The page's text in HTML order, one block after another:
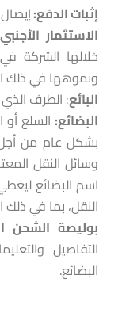
إثبات الدفع:
الاستثمار
خلالها الشركة في
ونموهها في ذلك
البائع: الطرف الذي
البضائع: السلع أو
بشكل عام من
وسائل النقل
اسم البضائع
النقل، بما في ذلك
بوليصة الشحن
التفاصيل
البضائع.